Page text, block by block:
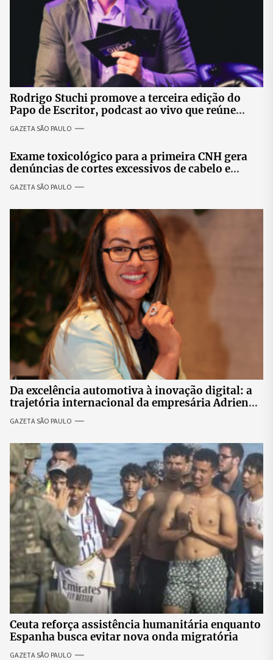
Rodrigo Stuchi promove a terceira edição do
Papo de Escritor, podcast ao vivo que reúne
especialistas para discutir saúde mental e
prosperidade.
GAZETA SÃO PAULO
Exame toxicológico para a primeira CNH gera
denúncias de cortes excessivos de cabelo e
revolta entre candidatas
GAZETA SÃO PAULO
Da excelência automotiva à inovação digital: a
trajetória internacional da empresária Adriene
GAZETA SÃO PAULO
Ceuta reforça assistência humanitária enquanto
Espanha busca evitar nova onda migratória
GAZETA SÃO PAULO